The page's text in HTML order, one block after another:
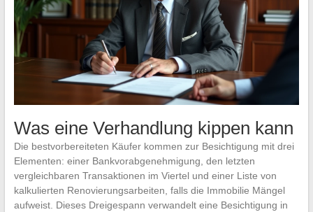
Was eine Verhandlung kippen kann
Die bestvorbereiteten Käufer kommen zur Besichtigung mit drei
Elementen: einer Bankvorabgenehmigung, den letzten
vergleichbaren Transaktionen im Viertel und einer Liste von
kalkulierten Renovierungsarbeiten, falls die Immobilie Mängel
aufweist. Dieses Dreigespann verwandelt eine Besichtigung in